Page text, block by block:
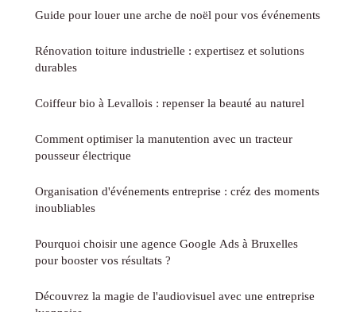
Guide pour louer une arche de noël pour vos événements
Rénovation toiture industrielle : expertisez et solutions
durables
Coiffeur bio à Levallois : repenser la beauté au naturel
Comment optimiser la manutention avec un tracteur
pousseur électrique
Organisation d'événements entreprise : créz des moments
inoubliables
Pourquoi choisir une agence Google Ads à Bruxelles
pour booster vos résultats ?
Découvrez la magie de l'audiovisuel avec une entreprise